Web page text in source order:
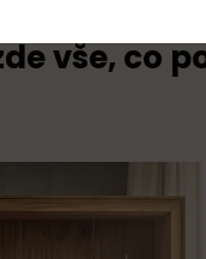
vše, co